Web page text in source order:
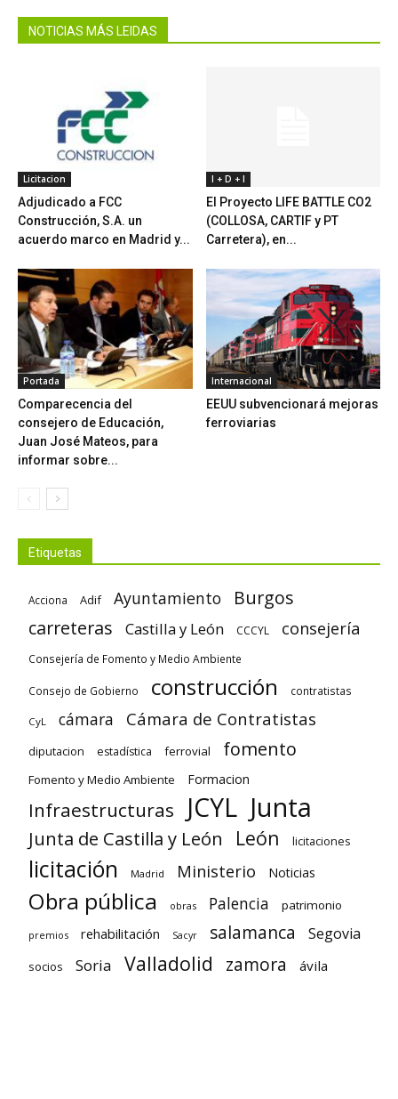
NOTICIAS MÁS LEIDAS
Licitacion
Adjudicado a FCC
Construcción, S.A. un
acuerdo marco en Madrid y...
I + D + I
El Proyecto LIFE BATTLE CO2
(COLLOSA, CARTIF y PT
Carretera), en...
Portada
Comparecencia del
consejero de Educación,
Juan José Mateos, para
informar sobre...
Internacional
EEUU subvencionará mejoras
ferroviarias
Etiquetas
Acciona Adif Ayuntamiento
Burgos
carreteras
Castilla y León CCCYL consejería
Consejería de Fomento y Medio Ambiente
Consejo de Gobierno construcción contratistas
CyL cámara Cámara de Contratistas
diputacion estadística ferrovial fomento
Fomento y Medio Ambiente Formacion
Infraestructuras JCYL Junta
Junta de Castilla y León León licitaciones
licitación Madrid Ministerio Noticias
Obra pública obras Palencia patrimonio
premios rehabilitación Sacyr salamanca Segovia
socios Soria Valladolid zamora ávila